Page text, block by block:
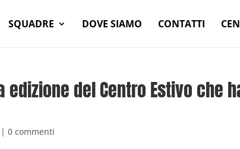
SQUADRE DOVE SIAMO CONTATTI
edizione del Centro Estivo che
|0 commenti